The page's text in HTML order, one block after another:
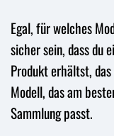
Egal, für welches
sicher sein, dass du
Produkt erhältst,
Modell, das am
Sammlung passt.